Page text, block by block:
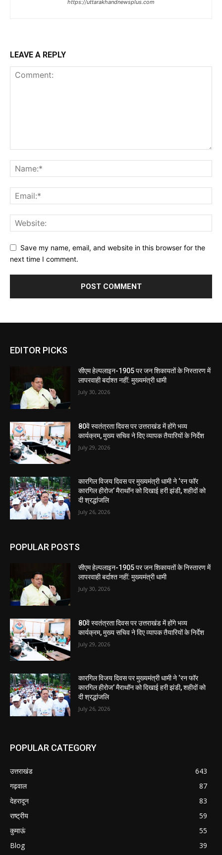
https://uttarakhandnewsplus.com
LEAVE A REPLY
Save my name, email, and website in this browser for the
next time I comment.
EDITOR PICKS
सीएम हेल्पलाइन-1905 पर जन शिकायतों के निस्तारण में
लापरवाही बर्दाश्त नहीं: मुख्यमंत्री धामी
July 30, 2026
80वें स्वतंत्रता दिवस पर उत्तराखंड में होंगे भव्य
कार्यक्रम, मुख्य सचिव ने दिए व्यापक तैयारियों के निर्देश
July 29, 2026
कारगिल विजय दिवस पर मुख्यमंत्री धामी ने ‘रन फॉर
कारगिल हीरोज’ मैराथॉन को दिखाई हरी झंडी, शहीदों को
दी श्रद्धांजलि
July 26, 2026
POPULAR POSTS
सीएम हेल्पलाइन-1905 पर जन शिकायतों के निस्तारण में
लापरवाही बर्दाश्त नहीं: मुख्यमंत्री धामी
July 30, 2026
80वें स्वतंत्रता दिवस पर उत्तराखंड में होंगे भव्य
कार्यक्रम, मुख्य सचिव ने दिए व्यापक तैयारियों के निर्देश
July 29, 2026
कारगिल विजय दिवस पर मुख्यमंत्री धामी ने ‘रन फॉर
कारगिल हीरोज’ मैराथॉन को दिखाई हरी झंडी, शहीदों को
दी श्रद्धांजलि
July 26, 2026
POPULAR CATEGORY
उत्तराखंड
643
गढ़वाल
87
देहरादून
83
राष्ट्रीय
59
कुमाऊं
55
Blog
39